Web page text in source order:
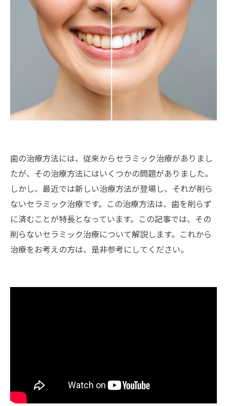
歯の治療方法には、従来からセラミック治療がありまし
たが、その治療方法にはいくつかの問題がありました。
しかし、最近では新しい治療方法が登場し、それが削ら
ないセラミック治療です。この治療方法は、歯を削らず
に済むことが特長となっています。この記事では、その
削らないセラミック治療について解説します。これから
治療をお考えの方は、是非参考にしてください。